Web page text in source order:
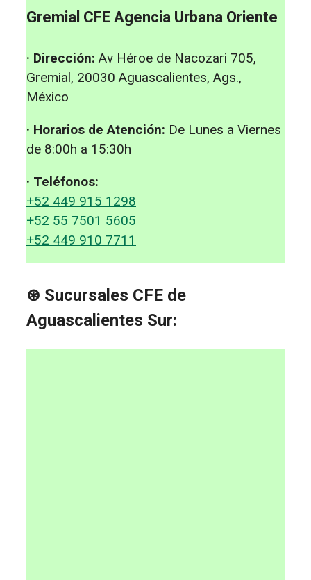
Gremial CFE Agencia Urbana Oriente
· Dirección: Av Héroe de Nacozari 705,
Gremial, 20030 Aguascalientes, Ags.,
México
· Horarios de Atención: De Lunes a Viernes
de 8:00h a 15:30h
· Teléfonos:
+52 449 915 1298
+52 55 7501 5605
+52 449 910 7711
⊛ Sucursales CFE de
Aguascalientes Sur: